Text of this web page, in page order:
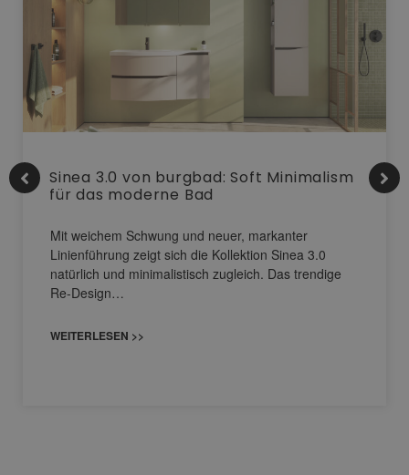
Sinea 3.0 von burgbad: Soft Minimalism
für das moderne Bad
Mit weichem Schwung und neuer, markanter
Linienführung zeigt sich die Kollektion Sinea 3.0
natürlich und minimalistisch zugleich. Das trendige
Re-Design…
WEITERLESEN >>